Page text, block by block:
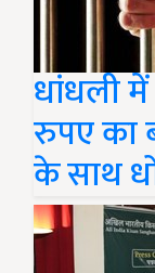
धांधली
रुपए का
के साथ